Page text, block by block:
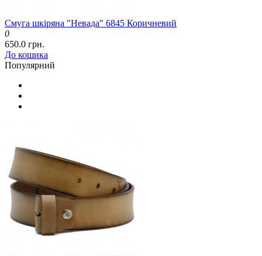
Смуга шкіряна "Невада" 6845 Коричневий
0
650.0 грн.
До кошика
Популярний